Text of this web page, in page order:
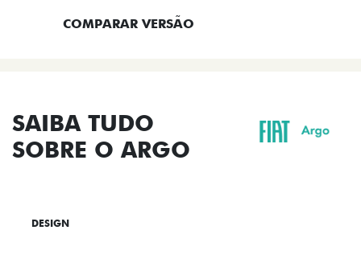
COMPARAR VERSÃO
SAIBA TUDO
SOBRE O ARGO
DESIGN